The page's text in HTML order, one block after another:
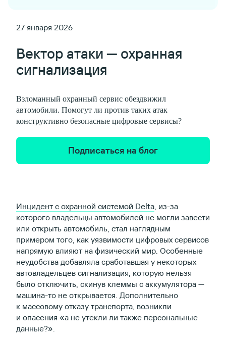
27 января 2026
Вектор атаки — охранная
сигнализация
Взломанный охранный сервис обездвижил
автомобили. Помогут ли против таких атак
конструктивно безопасные цифровые сервисы?
Подписаться на блог
Инцидент с охранной системой Delta, из-за
которого владельцы автомобилей не могли завести
или открыть автомобиль, стал наглядным
примером того, как уязвимости цифровых сервисов
напрямую влияют на физический мир. Особенные
неудобства добавляла сработавшая у некоторых
автовладельцев сигнализация, которую нельзя
было отключить, скинув клеммы с аккумулятора —
машина-то не открывается. Дополнительно
к массовому отказу транспорта, возникли
и опасения «а не утекли ли также персональные
данные?».